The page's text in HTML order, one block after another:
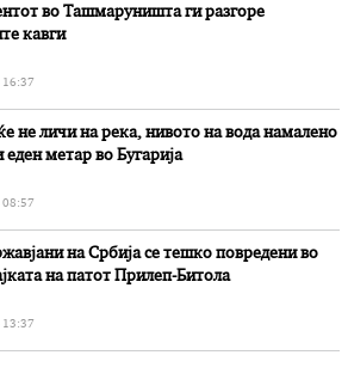
во Ташмаруништa ги разгоре
кавги
не личи на река, нивото на вода намалено
еден метар во Бугарија
на Србија се тешко повредени во
на патот Прилеп-Битола